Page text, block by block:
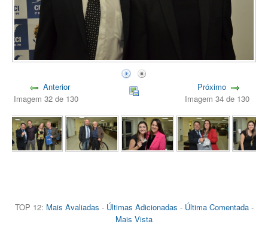
Anterior
Imagem 32 de 130
Próximo
Imagem 34 de 130
TOP 12: Mais Avaliadas - Últimas Adicionadas - Última Comentada-
Mais Vista